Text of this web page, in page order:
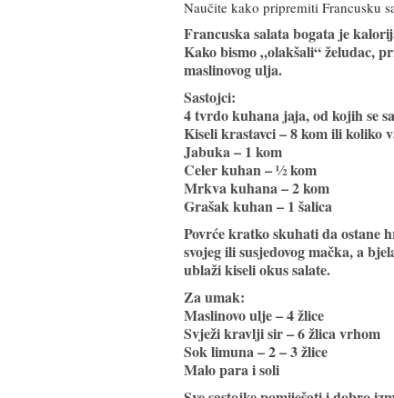
Naučite kako pripremiti Francusku
Francuska salata bogata je
Kako bismo „olakšali“ želudac,
maslinovog ulja.
Sastojci:
4 tvrdo kuhana jaja, od kojih se
Kiseli krastavci – 8 kom ili koliko
Jabuka – 1 kom
Celer kuhan – ½ kom
Mrkva kuhana – 2 kom
Grašak kuhan – 1 šalica
Povrće kratko skuhati da ostane
svojeg ili susjedovog mačka, a
ublaži kiseli okus salate.
Za umak:
Maslinovo ulje – 4 žlice
Svježi kravlji sir – 6 žlica vrhom
Sok limuna – 2 – 3 žlice
Malo para i soli